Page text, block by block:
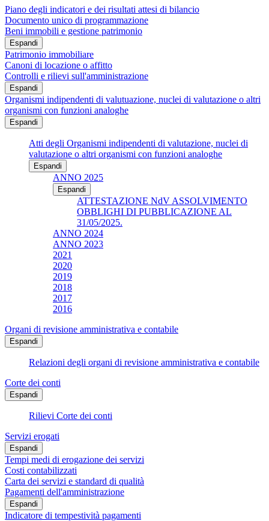
Piano degli indicatori e dei risultati attesi di bilancio
Documento unico di programmazione
Beni immobili e gestione patrimonio
Espandi
Patrimonio immobiliare
Canoni di locazione o affitto
Controlli e rilievi sull'amministrazione
Espandi
Organismi indipendenti di valutuazione, nuclei di valutazione o altri
organismi con funzioni analoghe
Espandi
Atti degli Organismi indipendenti di valutazione, nuclei di
valutazione o altri organismi con funzioni analoghe
Espandi
ANNO 2025
Espandi
ATTESTAZIONE NdV ASSOLVIMENTO
OBBLIGHI DI PUBBLICAZIONE AL
31/05/2025.
ANNO 2024
ANNO 2023
2021
2020
2019
2018
2017
2016
Organi di revisione amministrativa e contabile
Espandi
Relazioni degli organi di revisione amministrativa e contabile
Corte dei conti
Espandi
Rilievi Corte dei conti
Servizi erogati
Espandi
Tempi medi di erogazione dei servizi
Costi contabilizzati
Carta dei servizi e standard di qualità
Pagamenti dell'amministrazione
Espandi
Indicatore di tempestività pagamenti